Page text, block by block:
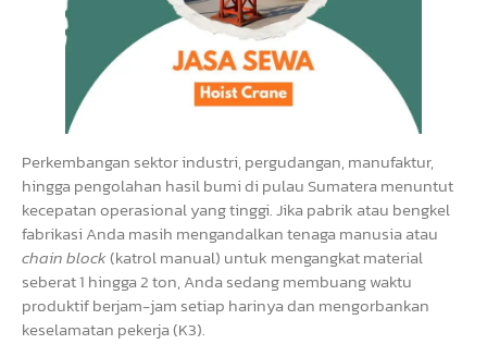
Perkembangan sektor industri, pergudangan, manufaktur,
hingga pengolahan hasil bumi di pulau Sumatera menuntut
kecepatan operasional yang tinggi. Jika pabrik atau bengkel
fabrikasi Anda masih mengandalkan tenaga manusia atau
chain block(katrol manual) untuk mengangkat material
seberat 1 hingga 2 ton, Anda sedang membuang waktu
produktif berjam-jam setiap harinya dan mengorbankan
keselamatan pekerja (K3).